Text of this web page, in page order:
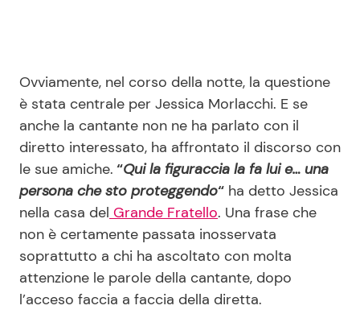
Ovviamente, nel corso della notte, la questione
è stata centrale per Jessica Morlacchi. E se
anche la cantante non ne ha parlato con il
diretto interessato, ha affrontato il discorso con
le sue amiche. “Qui la figuraccia la fa lui e… una
persona che sto proteggendo“ ha detto Jessica
nella casa del Grande Fratello. Una frase che
non è certamente passata inosservata
soprattutto a chi ha ascoltato con molta
attenzione le parole della cantante, dopo
l’acceso faccia a faccia della diretta.